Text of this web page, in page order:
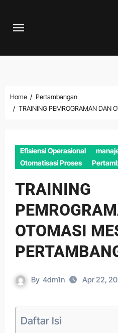
Home
Pertambangan
TRAINING PEMROGRAMAN DAN
Efisiensi Operasional
Otomatisasi Proses
TRAINING
OTOMASI
By 4dm1n Apr 22,
Daftar Isi